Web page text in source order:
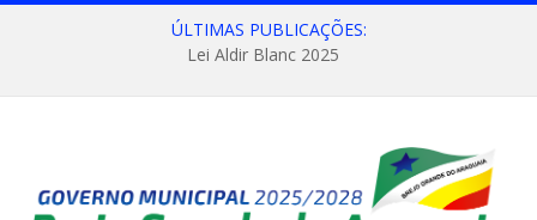
ÚLTIMAS PUBLICAÇÕES:
Lei Aldir Blanc 2025